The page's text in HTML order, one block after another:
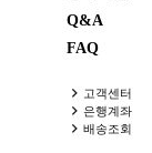
Q&A
FAQ
고객센터
은행계좌
배송조회